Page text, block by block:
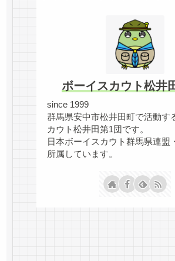
ボーイスカウト松井
since 1999
群馬県安中市松井田町で活動す
カウト松井田第1団です。
日本ボーイスカウト群馬県連盟
所属しています。